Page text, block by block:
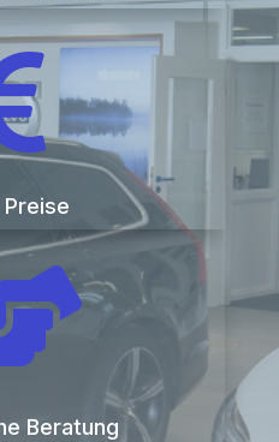
Preise
Beratung